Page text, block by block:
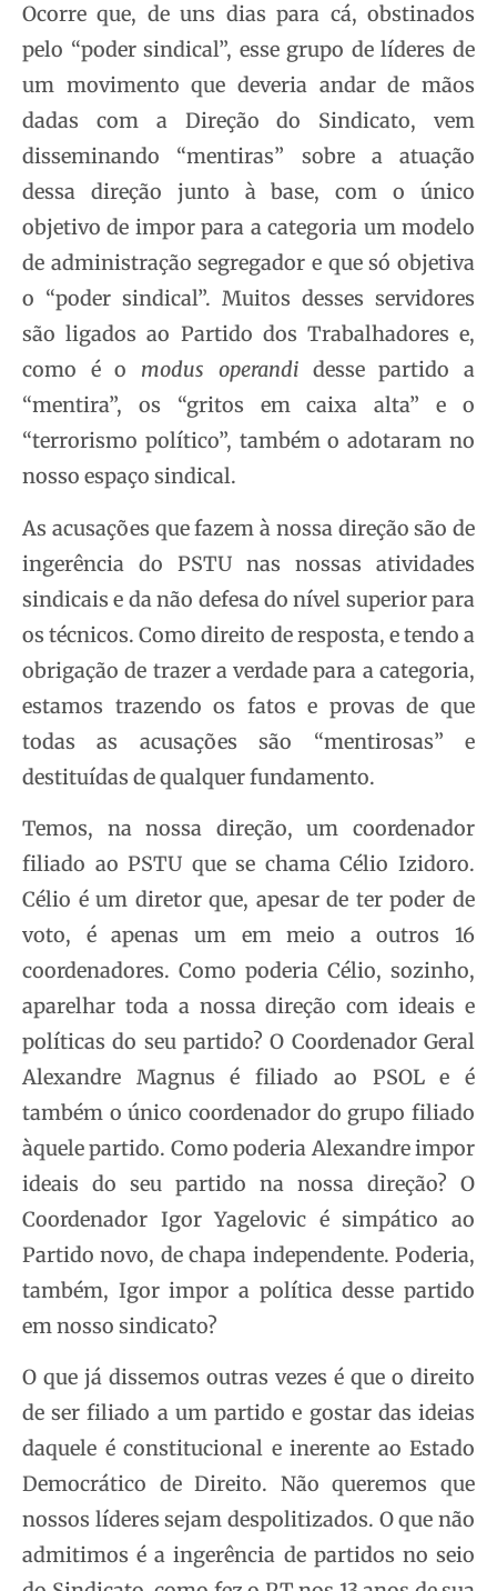
Ocorre que, de uns dias para cá, obstinados
pelo “poder sindical”, esse grupo de líderes de
um movimento que deveria andar de mãos
dadas com a Direção do Sindicato, vem
disseminando “mentiras” sobre a atuação
dessa direção junto à base, com o único
objetivo de impor para a categoria um modelo
de administração segregador e que só objetiva
o “poder sindical”. Muitos desses servidores
são ligados ao Partido dos Trabalhadores e,
como é o modus operandi desse partido a
“mentira”, os “gritos em caixa alta” e o
“terrorismo político”, também o adotaram no
nosso espaço sindical.
As acusações que fazem à nossa direção são de
ingerência do PSTU nas nossas atividades
sindicais e da não defesa do nível superior para
os técnicos. Como direito de resposta, e tendo a
obrigação de trazer a verdade para a categoria,
estamos trazendo os fatos e provas de que
todas as acusações são “mentirosas” e
destituídas de qualquer fundamento.
Temos, na nossa direção, um coordenador
filiado ao PSTU que se chama Célio Izidoro.
Célio é um diretor que, apesar de ter poder de
voto, é apenas um em meio a outros 16
coordenadores. Como poderia Célio, sozinho,
aparelhar toda a nossa direção com ideais e
políticas do seu partido? O Coordenador Geral
Alexandre Magnus é filiado ao PSOL e é
também o único coordenador do grupo filiado
àquele partido. Como poderia Alexandre impor
ideais do seu partido na nossa direção? O
Coordenador Igor Yagelovic é simpático ao
Partido novo, de chapa independente. Poderia,
também, Igor impor a política desse partido
em nosso sindicato?
O que já dissemos outras vezes é que o direito
de ser filiado a um partido e gostar das ideias
daquele é constitucional e inerente ao Estado
Democrático de Direito. Não queremos que
nossos líderes sejam despolitizados. O que não
admitimos é a ingerência de partidos no seio